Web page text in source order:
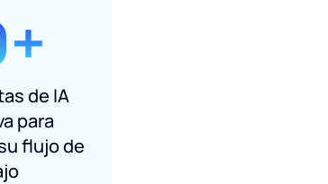
de IA
para
flujo de